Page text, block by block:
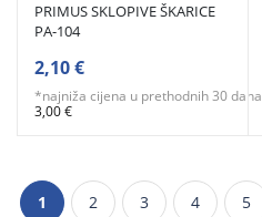
PRIMUS SKLOPIVE ŠKARICE
PA-104
2,10 €
*najniža cijena u prethodnih 30 dana
3,00 €
1 2 3 4 5